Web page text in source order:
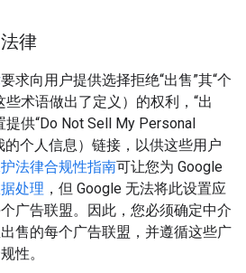
律
要求向用户提供选择拒绝“出售”其“个
些术语做出了定义）的权利，“出
供“Do Not Sell My Personal
的个人信息）链接，以供这些用户
法律合规性指南可让您为 Google
处理 ，但 Google 无法将此设置应
广告联盟。因此，您必须确定中介
售的每个广告联盟，并遵循这些广
性。